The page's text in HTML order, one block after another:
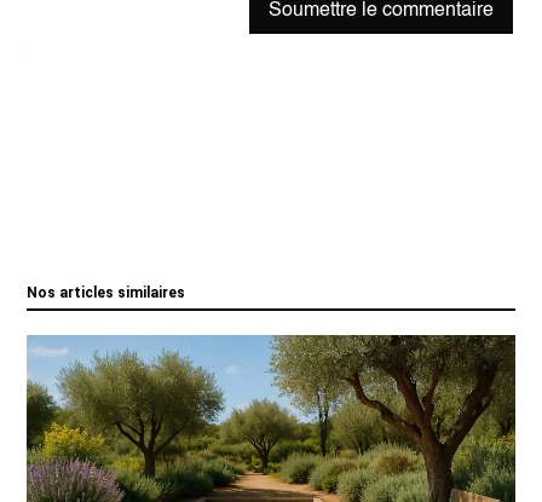
Soumettre le commentaire
Nos articles similaires